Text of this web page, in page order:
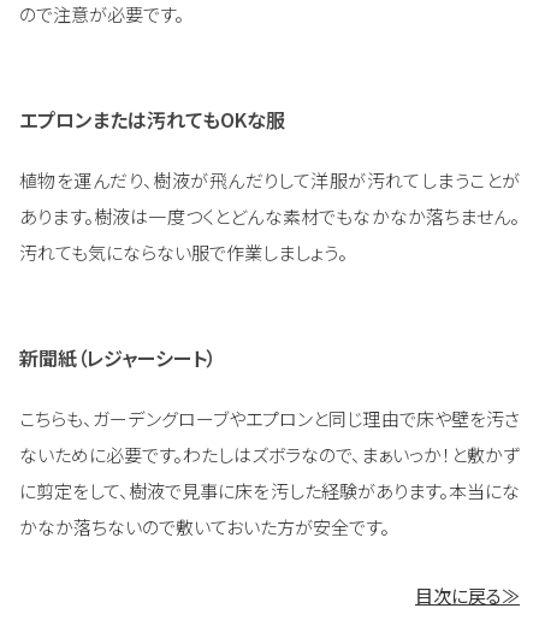
ので注意が必要です。
エプロンまたは汚れてもOKな服
植物を運んだり、樹液が飛んだりして洋服が汚れてしまうことが
あります。樹液は一度つくとどんな素材でもなかなか落ちません。
汚れても気にならない服で作業しましょう。
新聞紙（レジャーシート）
こちらも、ガーデングローブやエプロンと同じ理由で床や壁を汚さ
ないために必要です。わたしはズボラなので、まぁいっか！と敷かず
に剪定をして、樹液で見事に床を汚した経験があります。本当にな
かなか落ちないので敷いておいた方が安全です。
目次に戻る≫